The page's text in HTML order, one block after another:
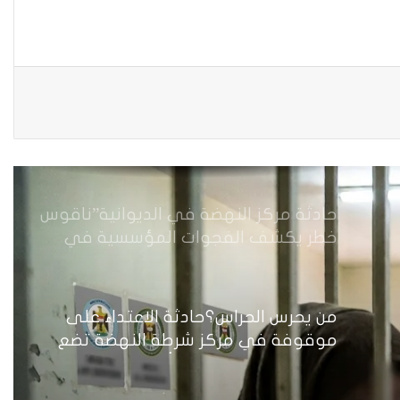
حادثة مركز النهضة في الديوانية”ناقوس
خطر يكشف الفجوات المؤسسية في
إدارة احتجاز النساء بالعراق
من يحرس الحراس؟حادثة الاعتداء على
موقوفة في مركز شرطة النهضة تضع
وزارة الداخلية العراقية أمام اختبار حماية
النساء واستعادة الثقة